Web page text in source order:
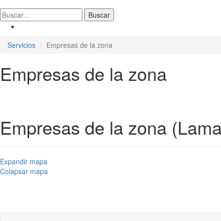
Servicios Empresas de la zona
Empresas de la zona
Empresas de la zona
Expandir mapa
Colapsar mapa